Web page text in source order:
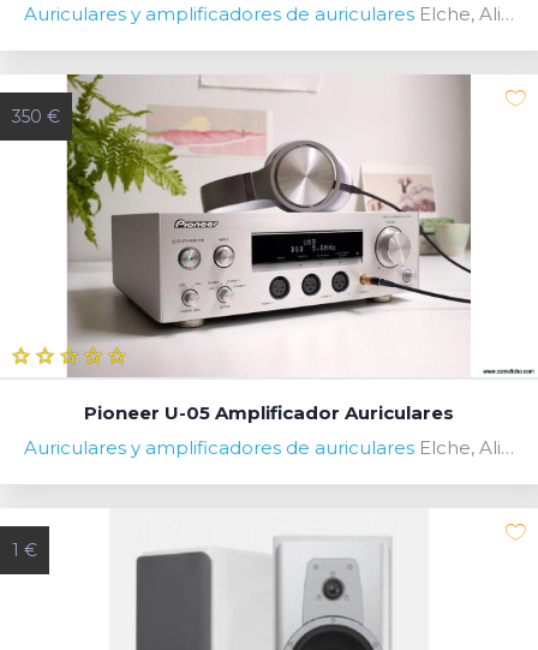
Auriculares y amplificadores de auriculares Elche, Alicante, Spain
350 €
Pioneer U-05 Amplificador Auriculares
Auriculares y amplificadores de auriculares Elche, Alicante, Spain
1 €